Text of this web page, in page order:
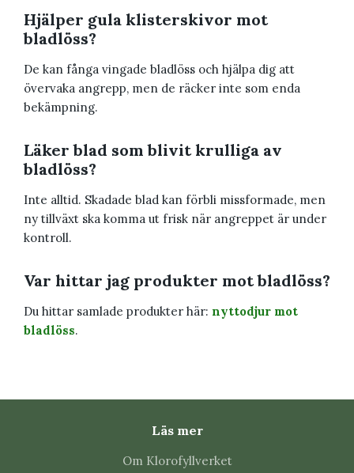
Hjälper gula klisterskivor mot
bladlöss?
De kan fånga vingade bladlöss och hjälpa dig att
övervaka angrepp, men de räcker inte som enda
bekämpning.
Läker blad som blivit krulliga av
bladlöss?
Inte alltid. Skadade blad kan förbli missformade, men
ny tillväxt ska komma ut frisk när angreppet är under
kontroll.
Var hittar jag produkter mot bladlöss?
Du hittar samlade produkter här: nyttodjur mot
bladlöss.
Läs mer
Om Klorofyllverket